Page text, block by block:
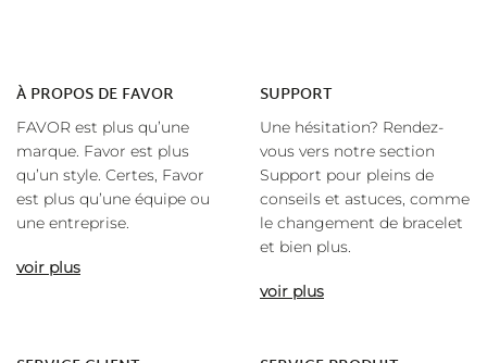
À PROPOS DE FAVOR
FAVOR est plus qu’une
marque. Favor est plus
qu’un style. Certes, Favor
est plus qu’une équipe ou
une entreprise.
voir plus
SUPPORT
Une hésitation? Rendez-
vous vers notre section
Support pour pleins de
conseils et astuces, comme
le changement de bracelet
et bien plus.
voir plus